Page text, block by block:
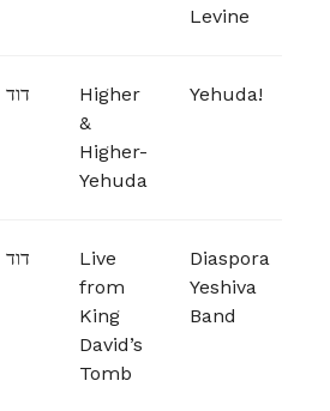
Levine
Higher
&
Higher-
Yehuda
Yehuda!
Live
from
King
David’s
Tomb
Diaspora
Yeshiva
Band